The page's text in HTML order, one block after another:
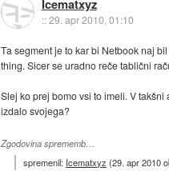
Icematxyz
::29. apr 2010, 01:10
Ta segment je to kar bi Netbook naj
thing. Sicer se uradno reče tablični
Slej ko prej bomo vsi to imeli. V
izdalo svojega?
Zgodovina sprememb…
spremenil: Icematxyz (29. apr 2010